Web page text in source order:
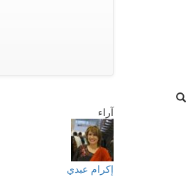
آراء
إكرام عبدي